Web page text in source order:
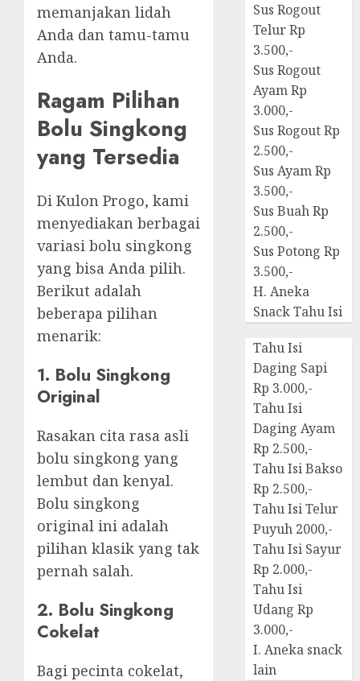
memanjakan lidah
Anda dan tamu-tamu
Anda.
Ragam Pilihan
Bolu Singkong
yang Tersedia
Di Kulon Progo, kami
menyediakan berbagai
variasi bolu singkong
yang bisa Anda pilih.
Berikut adalah
beberapa pilihan
menarik:
1. Bolu Singkong
Original
Rasakan cita rasa asli
bolu singkong yang
lembut dan kenyal.
Bolu singkong
original ini adalah
pilihan klasik yang tak
pernah salah.
2. Bolu Singkong
Cokelat
Bagi pecinta cokelat,
Sus Rogout
Telur Rp
3.500,-
Sus Rogout
Ayam Rp
3.000,-
Sus Rogout Rp
2.500,-
Sus Ayam Rp
3.500,-
Sus Buah Rp
2.500,-
Sus Potong Rp
3.500,-
H. Aneka
Snack Tahu Isi
Tahu Isi
Daging Sapi
Rp 3.000,-
Tahu Isi
Daging Ayam
Rp 2.500,-
Tahu Isi Bakso
Rp 2.500,-
Tahu Isi Telur
Puyuh 2000,-
Tahu Isi Sayur
Rp 2.000,-
Tahu Isi
Udang Rp
3.000,-
I. Aneka snack
lain